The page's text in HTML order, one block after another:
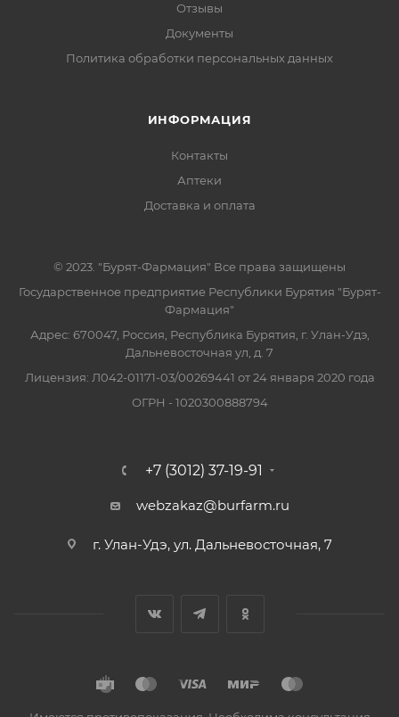
Отзывы
Документы
Политика обработки персональных данных
ИНФОРМАЦИЯ
Контакты
Аптеки
Доставка и оплата
© 2023. "Бурят-Фармация" Все права защищены
Государственное предприятие Республики Бурятия "Бурят-
Фармация"
Адрес: 670047, Россия, Республика Бурятия, г. Улан-Удэ,
Дальневосточная ул, д. 7
Лицензия: Л042-01171-03/00269441 от 24 января 2020 года
ОГРН - 1020300888794
+7 (3012) 37-19-91
webzakaz@burfarm.ru
г. Улан-Удэ, ул. Дальневосточная, 7